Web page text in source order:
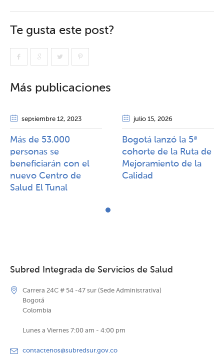
Te gusta este post?
Más publicaciones
septiembre 12, 2023
Más de 53.000
personas se
beneficiarán con el
nuevo Centro de
Salud El Tunal
julio 15, 2026
Bogotá lanzó la 5ª
cohorte de la Ruta de
Mejoramiento de la
Calidad​​
Subred Integrada de Servicios de Salud
Carrera 24C # 54 -47 sur (Sede Administrativa)
Bogotá
Colombia
Lunes a Viernes 7:00 am - 4:00 pm
contactenos@subredsur.gov.co